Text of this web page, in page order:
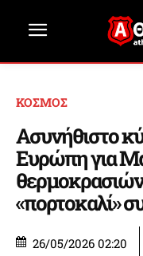
ΚΟΣΜΟΣ
Ασυνήθιστο
Ευρώπη για
«πορτοκαλί»
26/05/2026 02:20